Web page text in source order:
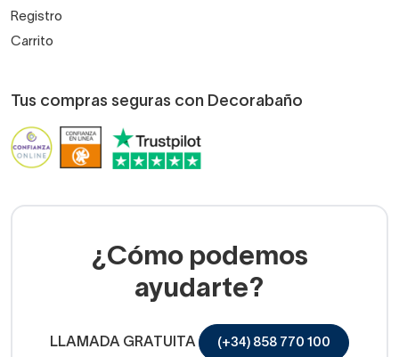
Registro
Carrito
Tus compras seguras con Decorabaño
¿Cómo podemos
ayudarte?
LLAMADA GRATUITA (+34) 858 770 100